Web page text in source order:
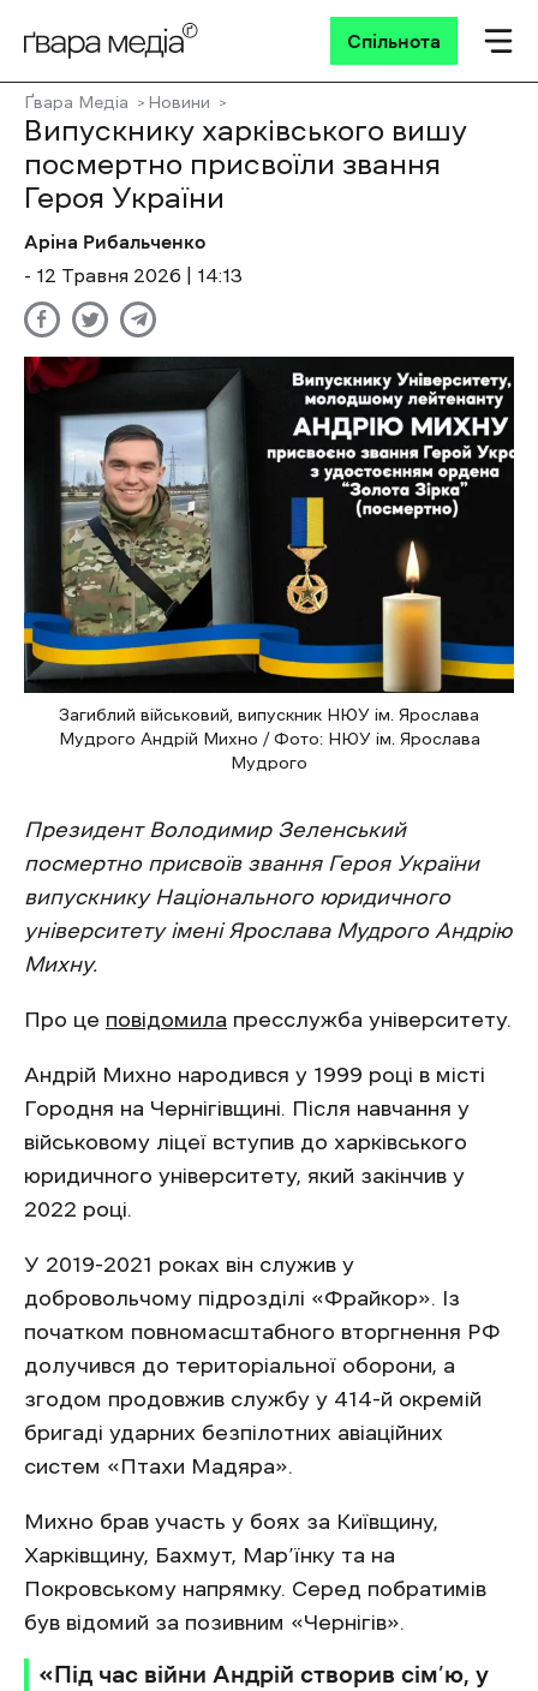
Спільнота
Ґвара Медіа Новини
Випускнику харківського вишу
посмертно присвоїли звання
Героя України
Аріна Рибальченко
- 12 Травня 2026 | 14:13
Загиблий військовий, випускник НЮУ ім. Ярослава
Мудрого Андрій Михно / Фото: НЮУ ім. Ярослава
Мудрого
Президент Володимир Зеленський
посмертно присвоїв звання Героя України
випускнику Національного юридичного
університету імені Ярослава Мудрого Андрію
Михну.
Про це повідомила пресслужба університету.
Андрій Михно народився у 1999 році в місті
Городня на Чернігівщині. Після навчання у
військовому ліцеї вступив до харківського
юридичного університету, який закінчив у
2022 році.
У 2019-2021 роках він служив у
добровольчому підрозділі «Фрайкор». Із
початком повномасштабного вторгнення РФ
долучився до територіальної оборони, а
згодом продовжив службу у 414-й окремій
бригаді ударних безпілотних авіаційних
систем «Птахи Мадяра».
Михно брав участь у боях за Київщину,
Харківщину, Бахмут, Мар’їнку та на
Покровському напрямку. Серед побратимів
був відомий за позивним «Чернігів».
«Під час війни Андрій створив сім’ю, у